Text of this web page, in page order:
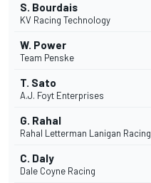
S. Bourdais
KV Racing Technology
W. Power
Team Penske
T. Sato
A.J. Foyt Enterprises
G. Rahal
Rahal Letterman Lanigan Racing
C. Daly
Dale Coyne Racing